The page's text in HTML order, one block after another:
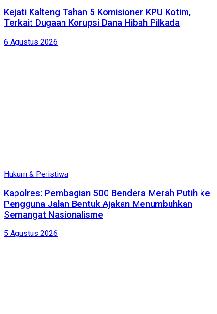
Kejati Kalteng Tahan 5 Komisioner KPU Kotim,
Terkait Dugaan Korupsi Dana Hibah Pilkada
6 Agustus 2026
Hukum & Peristiwa
Kapolres: Pembagian 500 Bendera Merah Putih ke
Pengguna Jalan Bentuk Ajakan Menumbuhkan
Semangat Nasionalisme
5 Agustus 2026